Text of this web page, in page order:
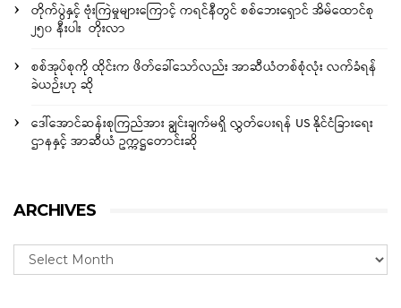
တိုက်ပွဲနှင့် ဗုံးကြဲမှုများကြောင့် ကရင်နီတွင် စစ်ဘေးရှောင် အိမ်ထောင်စု
၂၅၀ နီးပါး တိုးလာ
စစ်အုပ်စုကို ထိုင်းက ဖိတ်ခေါ်သော်လည်း အာဆီယံတစ်စုံလုံး လက်ခံရန်
ခဲယဉ်းဟု ဆို
ဒေါ်အောင်ဆန်းစုကြည်အား ချွင်းချက်မရှိ လွှတ်ပေးရန် US နိုင်ငံခြားရေး
ဌာနနှင့် အာဆီယံ ဥက္ကဋ္ဌတောင်းဆို
ARCHIVES